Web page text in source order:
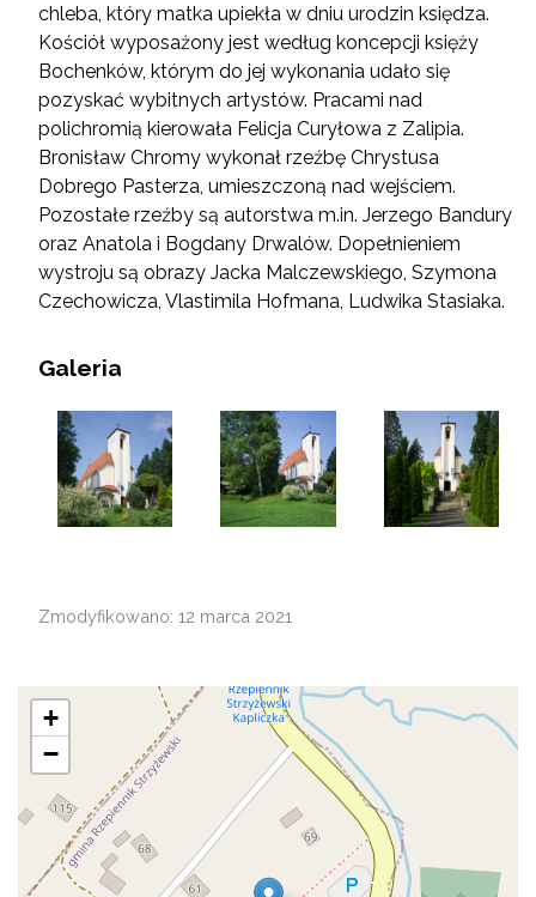
chleba, który matka upiekła w dniu urodzin księdza.
Kościół wyposażony jest według koncepcji księży
Bochenków, którym do jej wykonania udało się
pozyskać wybitnych artystów. Pracami nad
polichromią kierowała Felicja Curyłowa z Zalipia.
Bronisław Chromy wykonał rzeźbę Chrystusa
Dobrego Pasterza, umieszczoną nad wejściem.
Pozostałe rzeźby są autorstwa m.in. Jerzego Bandury
oraz Anatola i Bogdany Drwalów. Dopełnieniem
wystroju są obrazy Jacka Malczewskiego, Szymona
Czechowicza, Vlastimila Hofmana, Ludwika Stasiaka.
Galeria
Zmodyfikowano: 12 marca 2021
+
−